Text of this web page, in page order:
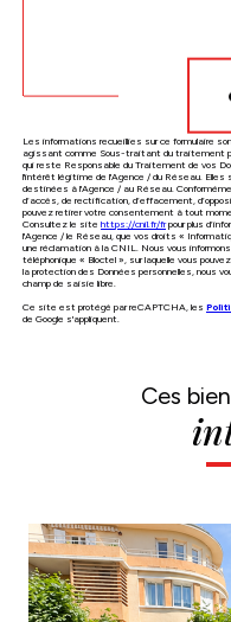
Les informations recueillies sur ce formulaire
agissant comme Sous-traitant du traitement
qui reste Responsable du Traitement de vos
l'intérêt légitime de l'Agence / du Réseau.
destinées à l'Agence / au Réseau.
d’accès, de rectification, d’effacement,
pouvez retirer votre consentement à tout
Consultez le site https://cnil.fr/frpour plus
l'Agence / le Réseau, que vos droits «
une réclamation à la CNIL. Nous vous
téléphonique « Bloctel », sur laquelle vous
la protection des Données personnelles, nous
champ de saisie libre.
Ce site est protégé par reCAPTCHA, les
de Google s'appliquent.
Ces